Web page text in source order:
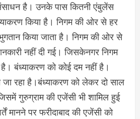
है। उनके पास कितनी एंबुलेंस
किया है। निगम की ओर से हर
किया जाता है। निगम की ओर से
नहीं दी गई। जिसकेनगर निगम
बंध्याकरण को कोई दम नहीं है।
रहा है।बंध्याकरण को लेकर दो साल
गुरुग्राम की एजेंसी भी शामिल हुई
मानने पर फरीदाबाद की एजेंसी को